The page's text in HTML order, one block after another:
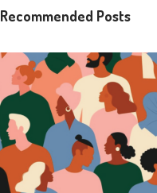
Recommended Posts